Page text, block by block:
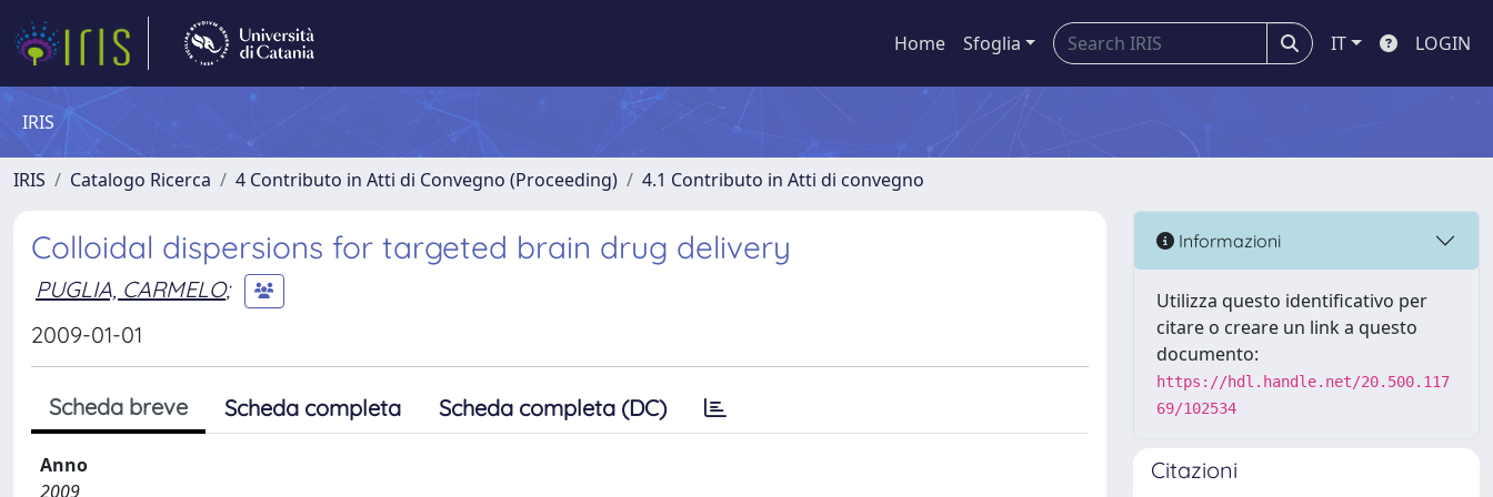
Home Sfoglia IT LOGIN
IRIS
IRIS Catalogo Ricerca 4 Contributo in Atti di Convegno (Proceeding) 4.1 Contributo in Atti di convegno
Colloidal dispersions for targeted brain drug delivery
PUGLIA, CARMELO;
2009-01-01
Scheda breve Scheda completa Scheda completa (DC)
Anno
2009
Informazioni
Utilizza questo identificativo per
citare o creare un link a questo
documento:
https://hdl.handle.net/20.500.117
69/102534
Citazioni